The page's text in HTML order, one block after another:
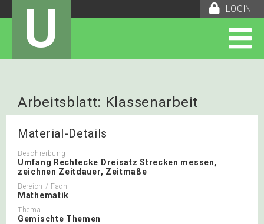
LOGIN
U
Arbeitsblatt: Klassenarbeit
Integrationsklasse
Material-Details
Beschreibung
Umfang Rechtecke Dreisatz Strecken messen,
zeichnen Zeitdauer, Zeitmaße
Bereich / Fach
Mathematik
Thema
Gemischte Themen